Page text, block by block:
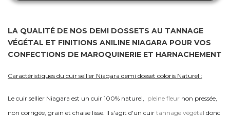
LA QUALITÉ DE NOS DEMI DOSSETS AU TANNAGE
VÉGÉTAL ET FINITIONS ANILINE NIAGARA POUR VOS
CONFECTIONS DE MAROQUINERIE ET HARNACHEMENT
Caractéristiques du cuir sellier Niagara demi dosset coloris Naturel :
Le cuir sellier Niagara est un cuir 100% naturel, pleine fleur non pressée,
non corrigée, grain et chaise lisse. Il s'agit d'un cuir tannage végétal donc